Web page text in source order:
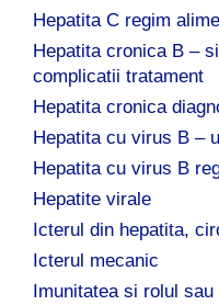
Hepatita C regim
Hepatita cronica B –
complicatii tratament
Hepatita cronica
Hepatita cu virus B –
Hepatita cu virus B
Hepatite virale
Icterul din hepatita,
Icterul mecanic
Imunitatea si rolul sau